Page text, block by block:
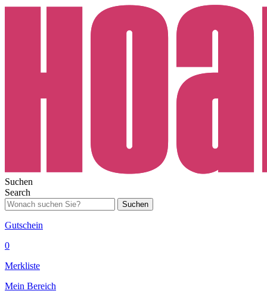
Suchen
Search
Suchen
Gutschein
0
Merkliste
Mein Bereich